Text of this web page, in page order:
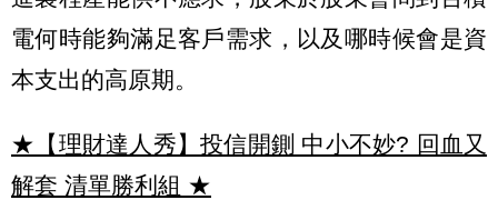
電何時能夠滿足客戶需求，以及哪時候會是資
本支出的高原期。
★【理財達人秀】投信開鍘 中小不妙? 回血又
解套 清單勝利組 ★